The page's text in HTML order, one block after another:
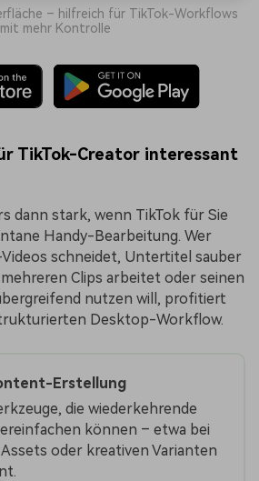
– hilfreich für TikTok-Workflows
mit mehr Kontrolle
TikTok-Creator interessant
dann stark, wenn TikTok für Sie
Handy-Bearbeitung. Wer
schneidet, Untertitel sauber
Clips arbeitet oder seinen
nutzen will, profitiert
Desktop-Workflow.
Erstellung
die wiederkehrende
können – etwa bei
oder kreativen Varianten